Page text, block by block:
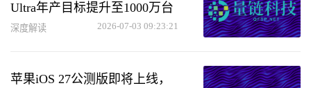
Ultra年产目标提升至1000万台
深度解读 2026-07-03 09:23:21
苹果iOS 27公测版即将上线，